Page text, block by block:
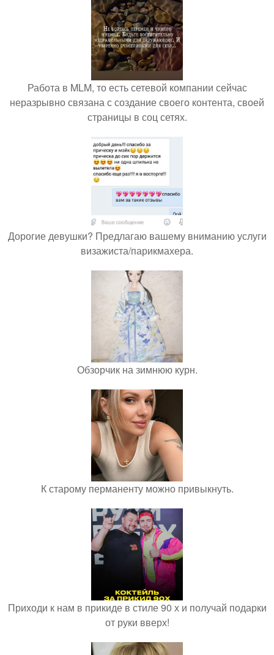
Работа в MLM, то есть сетевой компании сейчас
неразрывно связана с создание своего контента, своей
страницы в соц сетях.
Дорогие девушки? Предлагаю вашему вниманию услуги
визажиста/парикмахера.
Обзорчик на зимнюю курн.
К старому перманенту можно привыкнуть.
Приходи к нам в прикиде в стиле 90 х и получай подарки
от руки вверх!